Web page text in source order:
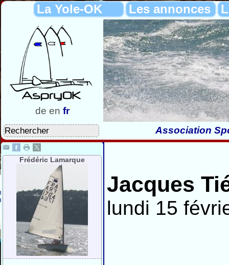
La Yole-OK Les annonces
de en fr
Association
Frédéric Lamarque
Jacques
lundi 15